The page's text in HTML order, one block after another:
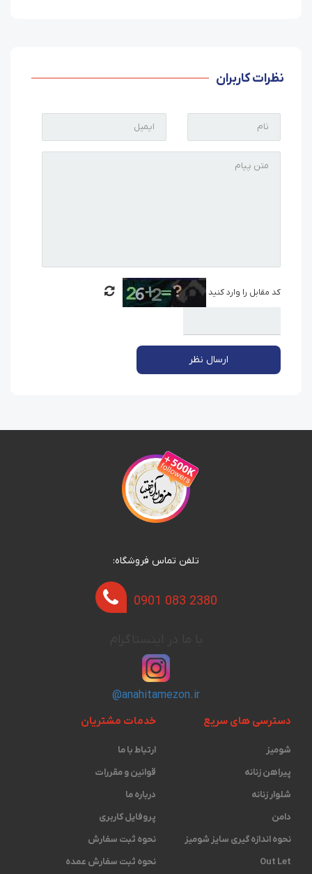
نظرات کاربران
کد مقابل را وارد کنید
ارسال نظر
تلفن تماس فروشگاه:
0901 083 2380
@anahitamezon.ir
دسترسی های سریع
شومیز
پیراهن زنانه
شلوار زنانه
دامن
نحوه اندازه گیری ‫سایز شومیز
Out Let
خدمات مشتریان
ارتباط با ما
قوانین و مقررات
درباره ما
پروفایل کاربری
نحوه ثبت سفارش
نحوه ثبت سفارش عمده